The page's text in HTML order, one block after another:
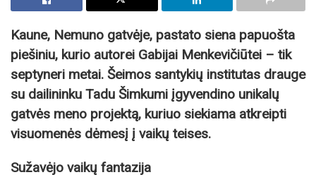
Kaune, Nemuno gatvėje, pastato siena papuošta
piešiniu, kurio autorei Gabijai Menkevičiūtei – tik
septyneri metai. Šeimos santykių institutas drauge
su dailininku Tadu Šimkumi įgyvendino unikalų
gatvės meno projektą, kuriuo siekiama atkreipti
visuomenės dėmesį į vaikų teises.
Sužavėjo vaikų fantazija